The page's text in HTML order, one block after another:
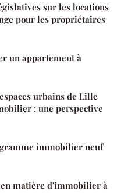
sur les locations
pour les propriétaires
un appartement à
urbains de Lille
: une perspective
immobilier neuf
matière d'immobilier à